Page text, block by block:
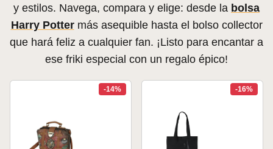
y estilos. Navega, compara y elige: desde la bolsa
Harry Pottermás asequible hasta el bolso collector
que hará feliz a cualquier fan. ¡Listo para encantar a
ese friki especial con un regalo épico!
-14% -16%